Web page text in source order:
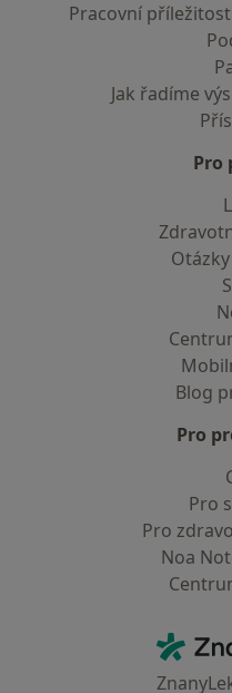
Pracovní
Jak řadíme
Pro
Blog
Pro
Pro
Pro
Noa